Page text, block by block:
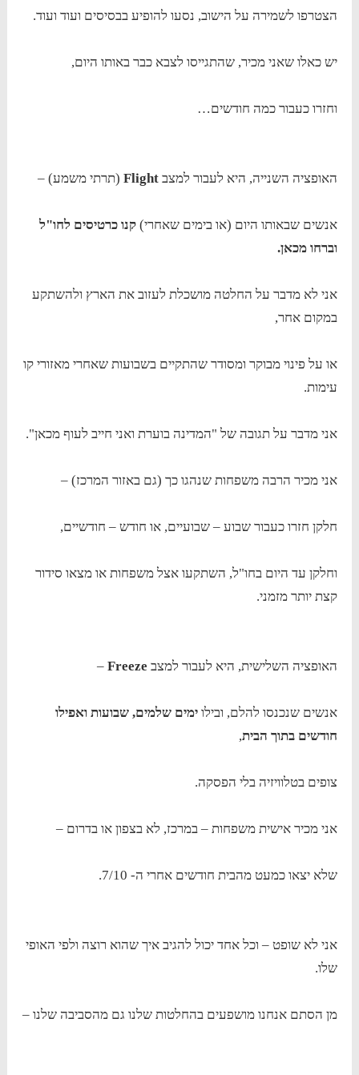
הצטרפו לשמירה על הישוב, נסעו להופיע בבסיסים ועוד ועוד.
יש כאלו שאני מכיר, שהתגייסו לצבא כבר באותו היום,
וחזרו כעבור כמה חודשים…
האופציה השנייה, היא לעבור למצבFlight (תרתי משמע) –
אנשים שבאותו היום (או בימים שאחרי)קנו כרטיסים לחו"ל
וברחו מכאן.
אני לא מדבר על החלטה מושכלת לעזוב את הארץ ולהשתקע
במקום אחר,
או על פינוי מבוקר ומסודר שהתקיים בשבועות שאחרי מאזורי קו
עימות.
אני מדבר על תגובה של "המדינה בוערת ואני חייב לעוף מכאן".
אני מכיר הרבה משפחות שנהגו כך (גם באזור המרכז) –
חלקן חזרו כעבור שבוע – שבועיים, או חודש – חודשיים,
וחלקן עד היום בחו"ל, השתקעו אצל משפחות או מצאו סידור
קצת יותר מזמני.
האופציה השלישית, היא לעבור למצב Freeze
–
אנשים שנכנסו להלם, ובילוימים שלמים, שבועות ואפילו
חודשים בתוך הבית,
צופים בטלוויזיה בלי הפסקה.
אני מכיר אישית משפחות – במרכז, לא בצפון או בדרום –
שלא יצאו כמעט מהבית חודשים אחרי ה- 7/10.
אני לא שופט – וכל אחד יכול להגיב איך שהוא רוצה ולפי האופי
שלו.
מן הסתם אנחנו מושפעים בהחלטות שלנו גם מהסביבה שלנו –